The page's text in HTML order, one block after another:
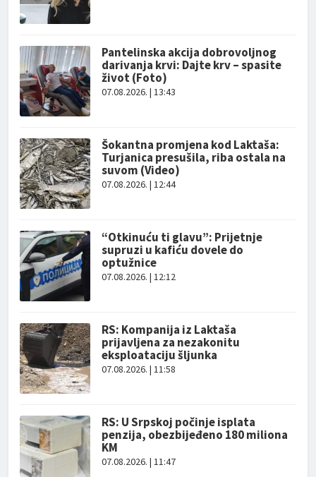
Pantelinska akcija dobrovoljnog
darivanja krvi: Dajte krv – spasite
život (Foto)
07.08.2026. | 13:43
Šokantna promjena kod Laktaša:
Turjanica presušila, riba ostala na
suvom (Video)
07.08.2026. | 12:44
“Otkinuću ti glavu”: Prijetnje
supruzi u kafiću dovele do
optužnice
07.08.2026. | 12:12
RS: Kompanija iz Laktaša
prijavljena za nezakonitu
eksploataciju šljunka
07.08.2026. | 11:58
RS: U Srpskoj počinje isplata
penzija, obezbijeđeno 180 miliona
KM
07.08.2026. | 11:47